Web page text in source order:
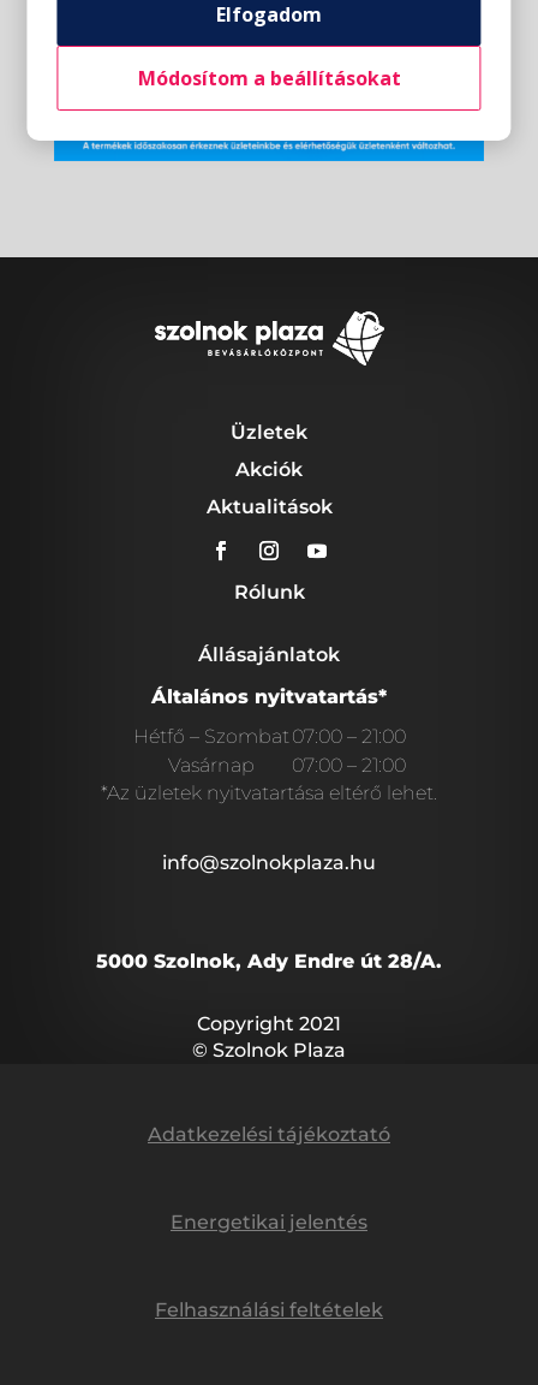
Üzletek
Akciók
Aktualitások
Rólunk
Állásajánlatok
Általános nyitvatartás*
Hétfő – Szombat07:00 – 21:00
Vasárnap
07:00 – 21:00
*Az üzletek nyitvatartása eltérő lehet.
info@szolnokplaza.hu
5000 Szolnok, Ady Endre út 28/A.
Copyright 2021
© Szolnok Plaza
Adatkezelési tájékoztató
Energetikai jelentés
Felhasználási feltételek
Elfogadom
Módosítom a beállításokat